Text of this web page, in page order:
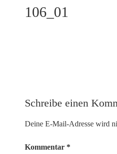
106_01
Schreibe einen
Deine E-Mail-Adresse wird
Kommentar *